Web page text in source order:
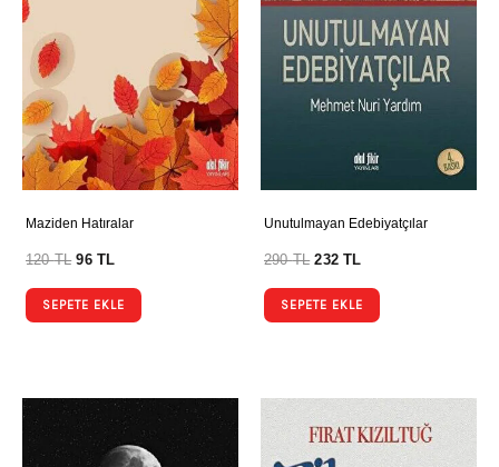
Maziden Hatıralar
120TL 96TL
SEPETE EKLE
Unutulmayan Edebiyatçılar
290TL 232TL
SEPETE EKLE